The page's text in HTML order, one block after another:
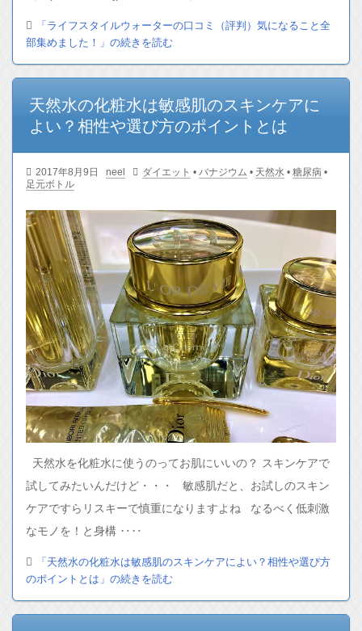
「ライフスタイルウォーターの口コミ（評判）気になること全
部集めました！」の続きを読む
天然水の化粧水は敏感肌のスキンケアに
よい？相性や選び方のポイントとは
2017年8月9日 neel ダイエット • バナジウム • 天然水 • 糖尿病 •
足元ボトル
天然水を化粧水に使うのってお肌にいいの？ スキンケアで
試してみたいんだけど・・・ 敏感肌だと、お試しのスキン
ケアですらリスキーで慎重になりますよね なるべく低刺激
なモノを！と身構 ‥‥
「天然水の化粧水は敏感肌のスキンケアによい？相性や選び方
のポイントとは」の続きを読む